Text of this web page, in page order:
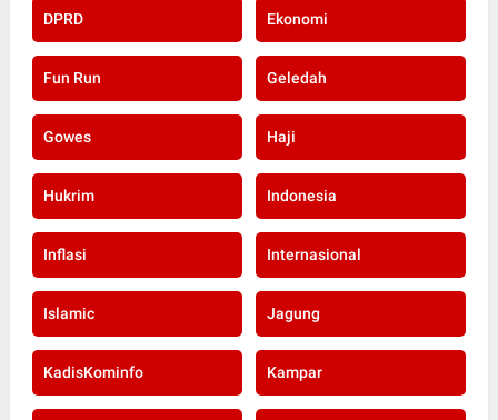
DPRD Ekonomi
Fun Run Geledah
Gowes Haji
Hukrim Indonesia
Inflasi Internasional
Islamic Jagung
KadisKominfo Kampar